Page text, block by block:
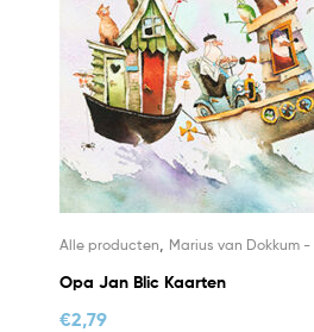
Alle producten Marius van Dokkum
Opa Jan Blic Kaarten
€2,79